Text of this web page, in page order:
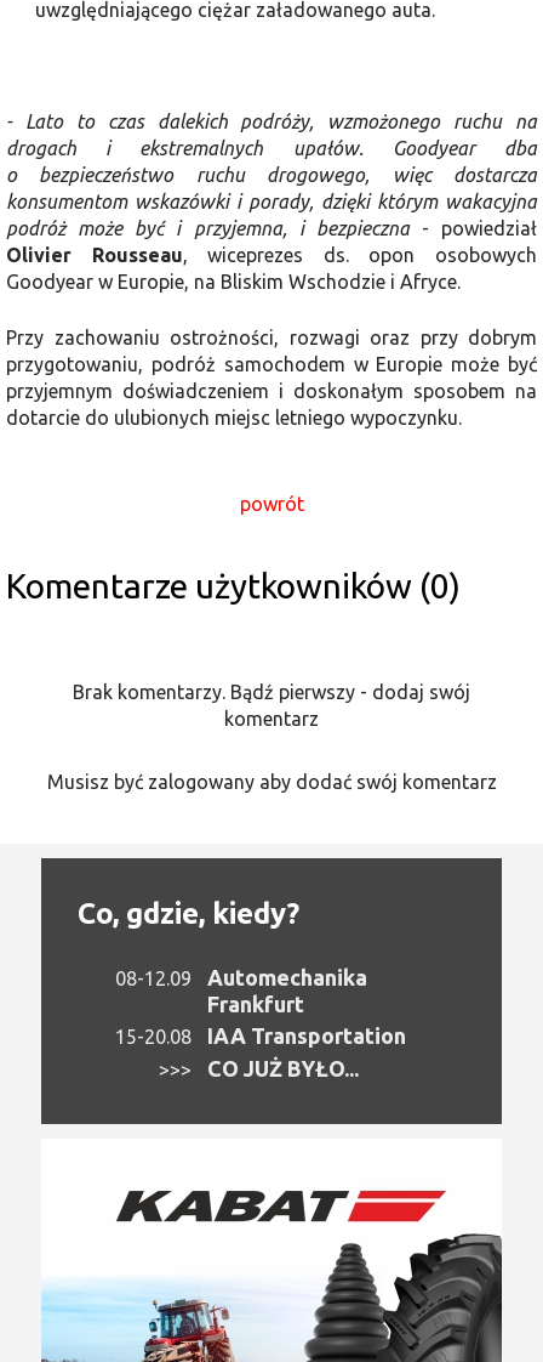
uwzględniającego ciężar załadowanego auta.
- Lato to czas dalekich podróży, wzmożonego ruchu na
drogach i ekstremalnych upałów. Goodyear dba
o bezpieczeństwo ruchu drogowego, więc dostarcza
konsumentom wskazówki i porady, dzięki którym wakacyjna
podróż może być i przyjemna, i bezpieczna- powiedział
Olivier Rousseau, wiceprezes ds. opon osobowych
Goodyear w Europie, na Bliskim Wschodzie i Afryce.
Przy zachowaniu ostrożności, rozwagi oraz przy dobrym
przygotowaniu, podróż samochodem w Europie może być
przyjemnym doświadczeniem i doskonałym sposobem na
dotarcie do ulubionych miejsc letniego wypoczynku.
powrót
Komentarze użytkowników (0)
Brak komentarzy. Bądź pierwszy - dodaj swój
komentarz
Musisz być zalogowany aby dodać swój komentarz
Co, gdzie, kiedy?
08-12.09
Automechanika
Frankfurt
15-20.08 IAA Transportation
>>> CO JUŻ BYŁO...